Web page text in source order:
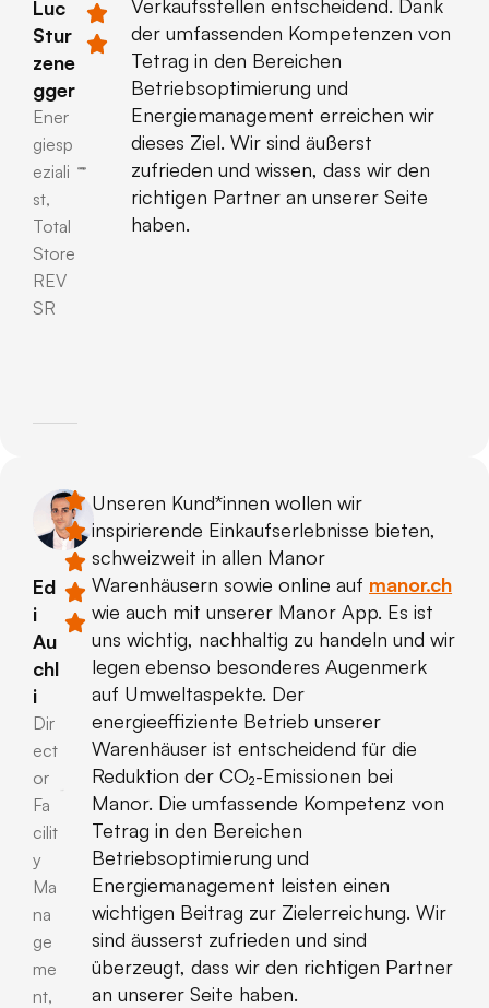
Luc
Stur
zene
gger
Ener
giesp
eziali
st,
Total
Store
REV
SR
Verkaufsstellen entscheidend. Dank
der umfassenden Kompetenzen von
Tetrag in den Bereichen
Betriebsoptimierung und
Energiemanagement erreichen wir
dieses Ziel. Wir sind äußerst
zufrieden und wissen, dass wir den
richtigen Partner an unserer Seite
haben.
Ed
i
Au
chl
i
Dir
ect
or
Fa
cilit
y
Ma
na
ge
me
nt,
Unseren Kund*innen wollen wir
inspirierende Einkaufserlebnisse bieten,
schweizweit in allen Manor
Warenhäusern sowie online auf manor.ch
wie auch mit unserer Manor App. Es ist
uns wichtig, nachhaltig zu handeln und wir
legen ebenso besonderes Augenmerk
auf Umweltaspekte. Der
energieeffiziente Betrieb unserer
Warenhäuser ist entscheidend für die
Reduktion der CO₂-Emissionen bei
Manor. Die umfassende Kompetenz von
Tetrag in den Bereichen
Betriebsoptimierung und
Energiemanagement leisten einen
wichtigen Beitrag zur Zielerreichung. Wir
sind äusserst zufrieden und sind
überzeugt, dass wir den richtigen Partner
an unserer Seite haben.